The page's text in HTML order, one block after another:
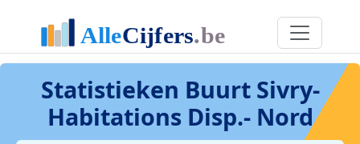
Statistieken Buurt Sivry-
Habitations Disp.- Nord